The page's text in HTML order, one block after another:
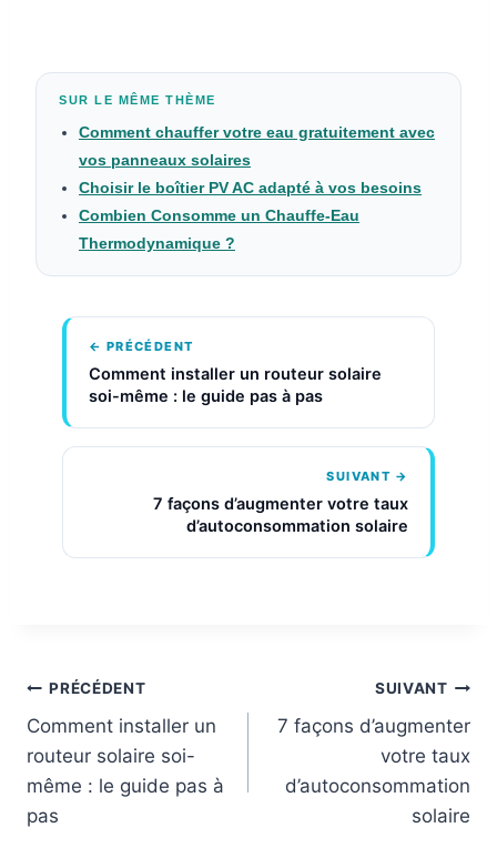
SUR LE MÊME THÈME
Comment chauffer votre eau gratuitement avec
vos panneaux solaires
Choisir le boîtier PV AC adapté à vos besoins
Combien Consomme un Chauffe-Eau
Thermodynamique ?
← PRÉCÉDENT
Comment installer un routeur solaire
soi-même : le guide pas à pas
SUIVANT →
7 façons d’augmenter votre taux
d’autoconsommation solaire
Navigation
de
l’article
PRÉCÉDENT
Comment installer un
routeur solaire soi-
même : le guide pas à
pas
SUIVANT
7 façons d’augmenter
votre taux
d’autoconsommation
solaire